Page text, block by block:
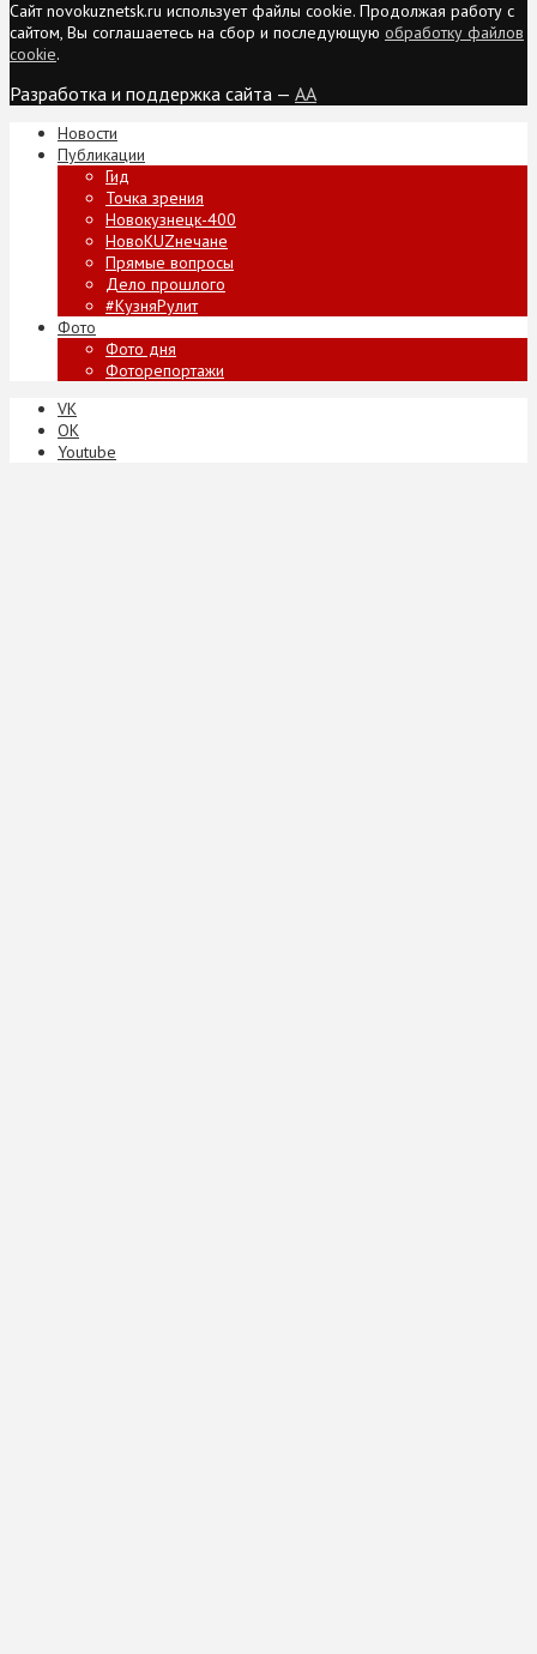
Сайт novokuznetsk.ru использует файлы cookie. Продолжая работу с
сайтом, Вы соглашаетесь на сбор и последующую обработку файлов
cookie.
Разработка и поддержка сайта — AA
Новости
Публикации
Гид
Точка зрения
Новокузнецк-400
НовоKUZнечане
Прямые вопросы
Дело прошлого
#КузняРулит
Фото
Фото дня
Фоторепортажи
VK
ОК
Youtube